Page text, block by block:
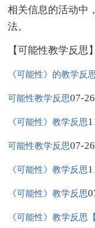
相关信息的活动中
法。
【可能性教学反思
《可能性》的教学反
可能性教学反思07-26
《可能性》教学反思
可能性教学反思07-26
《可能性》教学反思
《可能性》教学反思
《可能性》教学反思